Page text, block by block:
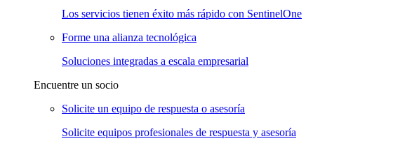
Los servicios tienen éxito más rápido con SentinelOne
Forme una alianza tecnológica
Soluciones integradas a escala empresarial
Encuentre un socio
Solicite un equipo de respuesta o asesoría
Solicite equipos profesionales de respuesta y asesoría